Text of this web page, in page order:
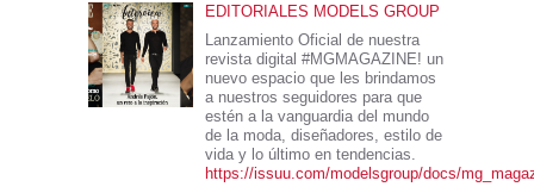
EDITORIALES MODELS GROUP
Lanzamiento Oficial de nuestra
revista digital #MGMAGAZINE! un
nuevo espacio que les brindamos
a nuestros seguidores para que
estén a la vanguardia del mundo
de la moda, diseñadores, estilo de
vida y lo último en tendencias.
https://issuu.com/modelsgroup/docs/